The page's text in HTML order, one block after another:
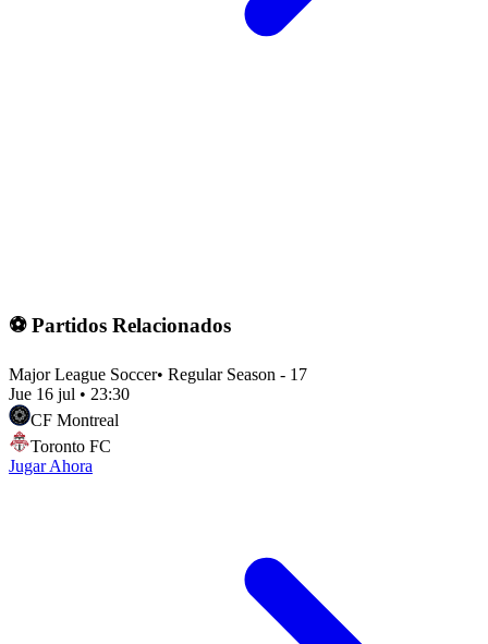
⚽ Partidos Relacionados
Major League Soccer• Regular Season - 17
Jue 16 jul • 23:30
CF Montreal
Toronto FC
Jugar Ahora